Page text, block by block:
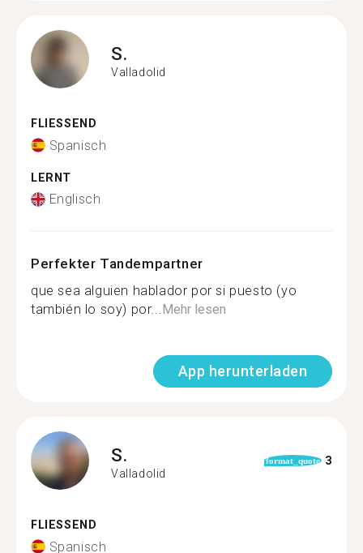
S.
Valladolid
FLIESSEND
Spanisch
LERNT
Englisch
Perfekter Tandempartner
que sea alguien hablador por si puesto (yo
también lo soy) por...Mehr lesen
App herunterladen
S.
Valladolid
format_quote 3
FLIESSEND
Spanisch